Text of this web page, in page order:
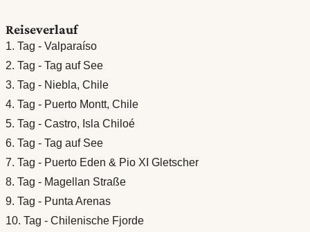
Reiseverlauf
1. Tag - Valparaíso
2. Tag - Tag auf See
3. Tag - Niebla, Chile
4. Tag - Puerto Montt, Chile
5. Tag - Castro, Isla Chiloé
6. Tag - Tag auf See
7. Tag - Puerto Eden & Pio XI Gletscher
8. Tag - Magellan Straße
9. Tag - Punta Arenas
10. Tag - Chilenische Fjorde